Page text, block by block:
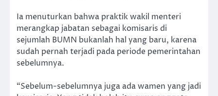
Ia menuturkan bahwa praktik wakil menteri
merangkap jabatan sebagai komisaris di
sejumlah BUMN bukanlah hal yang baru, karena
sudah pernah terjadi pada periode pemerintahan
sebelumnya.
“Sebelum-sebelumnya juga ada wamen yang jadi